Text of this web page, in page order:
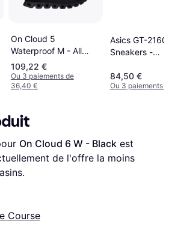
On Cloud 5
Waterproof M - All
Black
109,22 €
Ou 3 paiements de
36,40 €
Asics GT-2160
Sneakers -
84,50 €
Ou 3 paiements
On Cloud 6 W - Black
de l'offre la moins
Course